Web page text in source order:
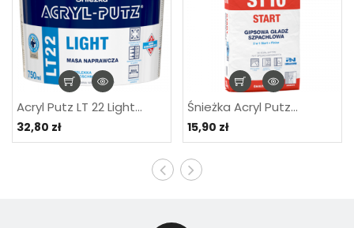
Acryl Putz LT 22 Light...
32,80 zł
Śnieżka Acryl Putz...
15,90 zł